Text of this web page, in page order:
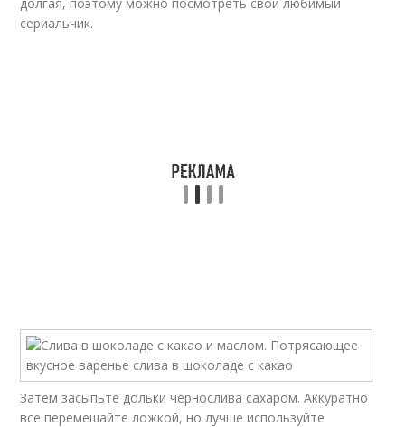
сериальчик.
Затем засыпьте дольки чернослива сахаром. Аккуратно
все перемешайте ложкой, но лучше используйте